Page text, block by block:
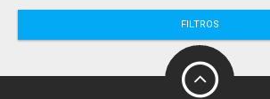
FILTROS